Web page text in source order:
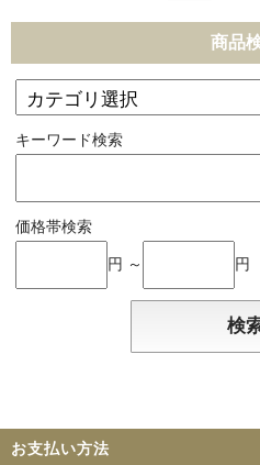
商品
キーワード検索
価格帯検索
円 ～ 円
お支払い方法